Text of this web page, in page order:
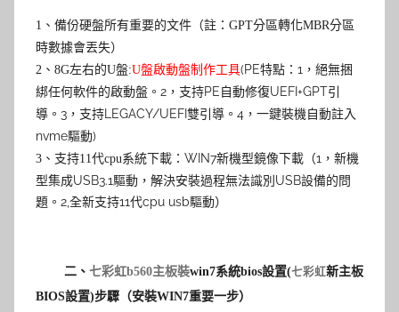
1 、備份硬盤所有重要的文件（註：GPT分區轉化MBR分區
時數據會丟失）
2 、 8G左右的U盤:U盤啟動盤制作工具(PE特點：1，絕無捆
綁任何軟件的啟動盤。2，支持PE自動修復UEFI+GPT引
導。3，支持LEGACY/UEFI雙引導。4，一鍵裝機自動註入
nvme驅動)
3 、支持11代cpu系統下載： WIN7新機型鏡像下載 （1，新機
型集成USB3.1驅動，解決安裝過程無法識別USB設備的問
題。2,全新支持11代cpu usb驅動）
二、 七彩虹b560主板裝win7系統bios設置(七彩虹新主板
BIOS設置)步驟（安裝WIN7重要一步）